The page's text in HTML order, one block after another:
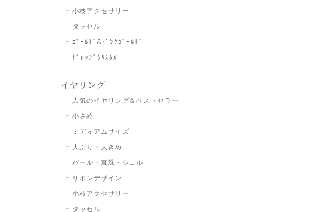
小枝アクセサリー
タッセル
ｺﾞｰﾙﾄﾞ&ﾋﾟﾝｸｺﾞｰﾙﾄﾞ
ﾄﾞﾛｯﾌﾟｸﾘｽﾀﾙ
イヤリング
人気のイヤリング＆ベストセラー
小さめ
ミディアムサイズ
大ぶり・大きめ
パール・真珠・シェル
リボンデザイン
小枝アクセサリー
タッセル